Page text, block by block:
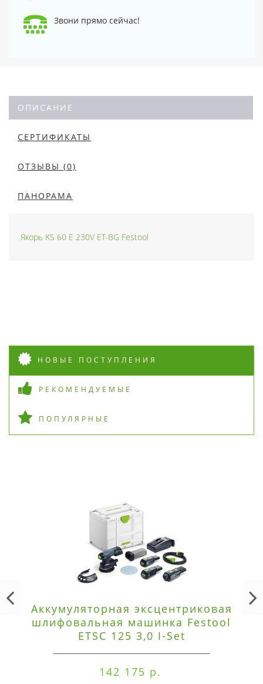
Звони прямо сейчас!
ОПИСАНИЕ
СЕРТИФИКАТЫ
ОТЗЫВЫ (0)
ПАНОРАМА
Якорь KS 60 E 230V ET-BG Festool
НОВЫЕ ПОСТУПЛЕНИЯ
РЕКОМЕНДУЕМЫЕ
ПОПУЛЯРНЫЕ
Аккумуляторная эксцентриковая
шлифовальная машинка Festool
ETSC 125 3,0 I-Set
142 175 р.